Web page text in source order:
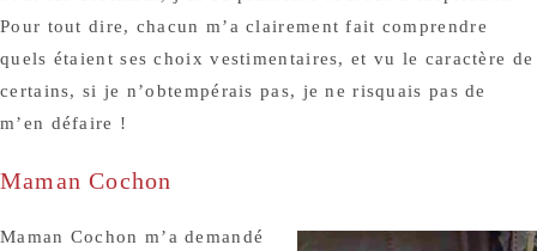
Pour tout dire, chacun m’a clairement fait comprendre
quels étaient ses choix vestimentaires, et vu le caractère de
certains, si je n’obtempérais pas, je ne risquais pas de
m’en défaire !
Maman Cochon
Maman Cochon m’a demandé